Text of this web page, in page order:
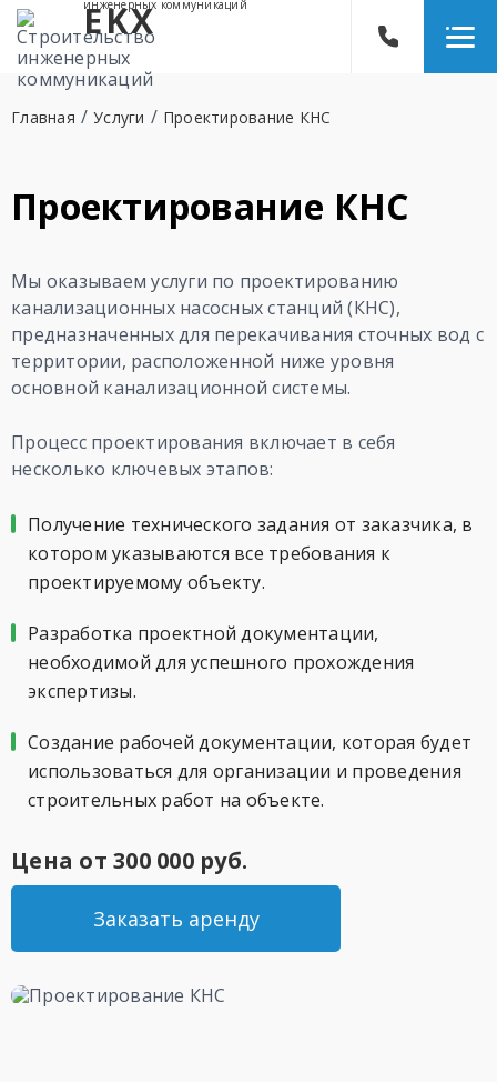
EKX
инженерных коммуникаций
Главная / Услуги / Проектирование КНС
Проектирование КНС
Мы оказываем услуги по проектированию
канализационных насосных станций (КНС),
предназначенных для перекачивания сточных вод с
территории, расположенной ниже уровня
основной канализационной системы.
Процесс проектирования включает в себя
несколько ключевых этапов:
Получение технического задания от заказчика, в
котором указываются все требования к
проектируемому объекту.
Разработка проектной документации,
необходимой для успешного прохождения
экспертизы.
Создание рабочей документации, которая будет
использоваться для организации и проведения
строительных работ на объекте.
Цена от 300 000 руб.
Заказать аренду